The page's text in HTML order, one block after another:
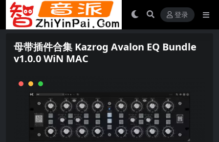
登录
母带插件合集 Kazrog Avalon EQ Bundle
v1.0.0 WiN MAC